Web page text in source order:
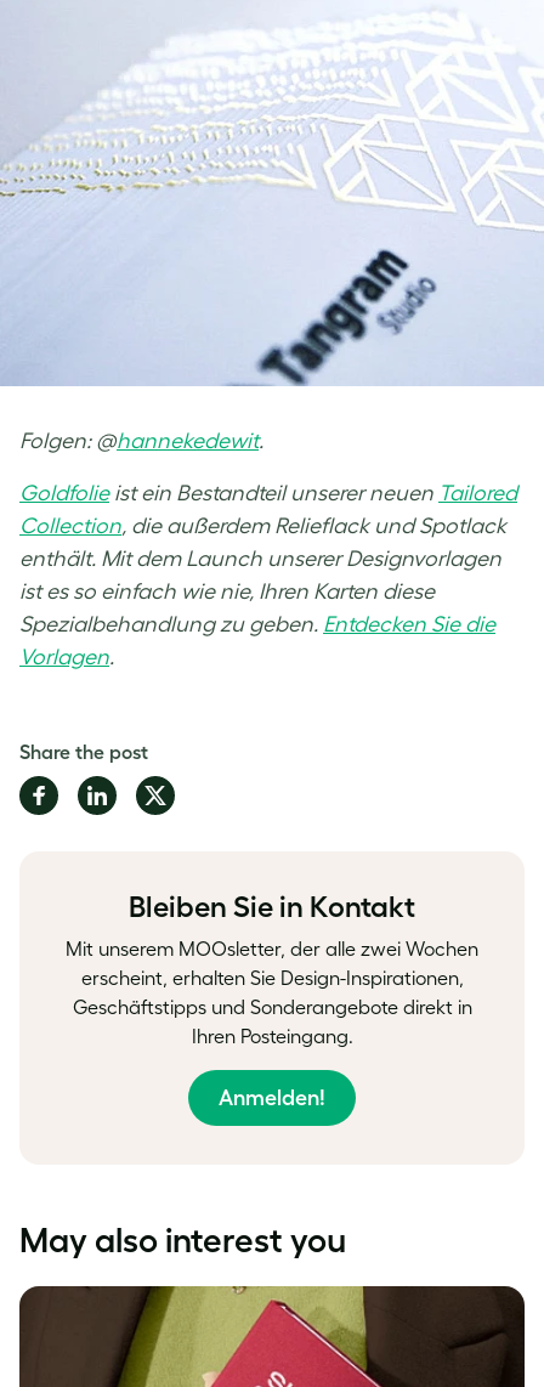
Folgen: @hannekedewit.
Goldfolieist ein Bestandteil unserer neuen Tailored
Collection, die außerdem Relieflack und Spotlack
enthält. Mit dem Launch unserer Designvorlagen
ist es so einfach wie nie, Ihren Karten diese
Spezialbehandlung zu geben. Entdecken Sie die
Vorlagen.
Share the post
Share
on
Share
on
Share
on
Bleiben Sie in Kontakt
Mit unserem MOOsletter, der alle zwei Wochen
erscheint, erhalten Sie Design-Inspirationen,
Geschäftstipps und Sonderangebote direkt in
Ihren Posteingang.
Anmelden!
May also interest you